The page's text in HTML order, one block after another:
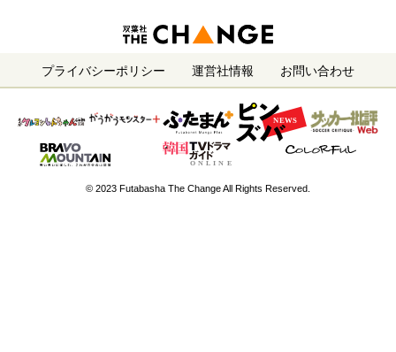
プライバシーポリシー 運営社情報 お問い合わせ
© 2023 Futabasha The Change All Rights Reserved.